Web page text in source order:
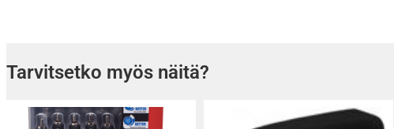
Tarvitsetko myös näitä?